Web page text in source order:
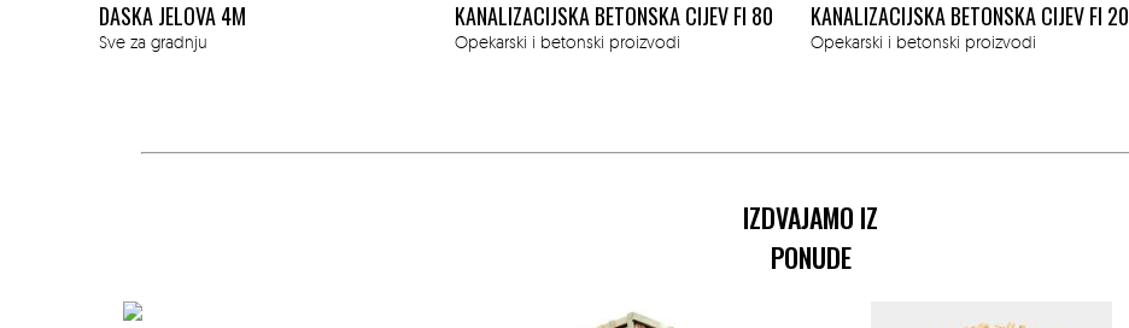
DASKA JELOVA 4M
Sve za gradnju
KANALIZACIJSKA BETONSKA CIJEV FI 80
Opekarski i betonski proizvodi
KANALIZACIJSKA BETONSKA CIJEV FI 20
Opekarski i betonski proizvodi
IZDVAJAMO IZ
PONUDE